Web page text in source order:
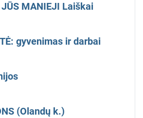
MANIEJI Laiškai
gyvenimas ir darbai
(Olandų k.)